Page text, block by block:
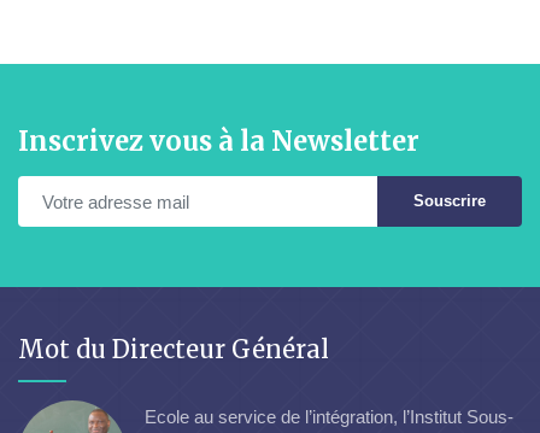
Inscrivez vous à la Newsletter
Souscrire
Mot du Directeur Général
Ecole au service de l’intégration, l’Institut Sous-